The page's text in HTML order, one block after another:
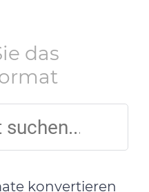
das
konvertieren